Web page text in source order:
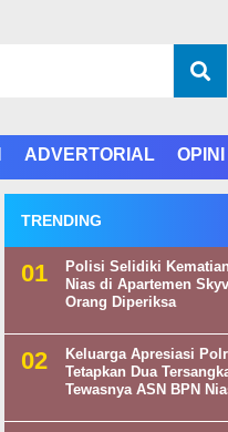
ADVERTORIAL OPINI
TRENDING
Polisi Selidiki
Nias di Apartemen
Orang Diperiksa
Keluarga Apresiasi
Tetapkan Dua
Tewasnya ASN BPN